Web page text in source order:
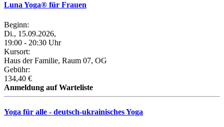
Luna Yoga® für Frauen
Beginn:
Di., 15.09.2026,
19:00 - 20:30 Uhr
Kursort:
Haus der Familie, Raum 07, OG
Gebühr:
134,40 €
Anmeldung auf Warteliste
Yoga für alle - deutsch-ukrainisches Yoga